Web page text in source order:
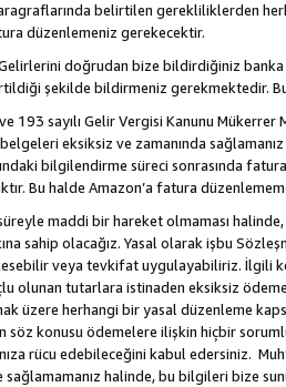
belirtilen gerekliliklerden
düzenlemeniz gerekecektir.
doğrudan bize bildirdiğiniz banka
şekilde bildirmeniz gerekmektedir.
193 sayılı Gelir Vergisi Kanunu
eksiksiz ve zamanında
bilgilendirme süreci sonrasında
Bu halde Amazon’a fatura
süreyle maddi bir hareket olmaması
sahip olacağız. Yasal olarak işbu
veya tevkifat uygulayabiliriz. İlgili
olunan tutarlara istinaden eksiksiz
üzere herhangi bir yasal düzenleme
söz konusu ödemelere ilişkin hiçbir
rücu edebileceğini kabul edersiniz.
halinde, bu bilgileri bize